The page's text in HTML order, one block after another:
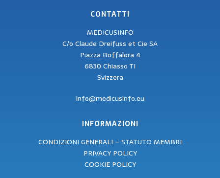
CONTATTI
MEDICUSINFO
C/o Claude Dreifuss et Cie SA
Piazza Boffalora 4
6830 Chiasso TI
Svizzera
info@medicusinfo.eu
INFORMAZIONI
CONDIZIONI GENERALI – STATUTO MEMBRI
PRIVACY POLICY
COOKIE POLICY